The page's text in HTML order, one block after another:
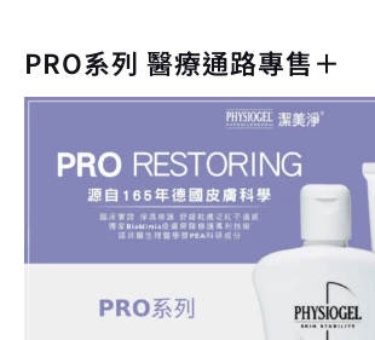
PRO系列 醫療通路專售＋